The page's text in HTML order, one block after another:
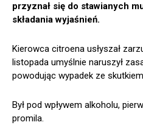
przyznał się do stawianych
składania wyjaśnień.
Kierowca citroena usłyszał
listopada umyślnie naruszył
powodując wypadek ze
Był pod wpływem alkoholu,
promila.